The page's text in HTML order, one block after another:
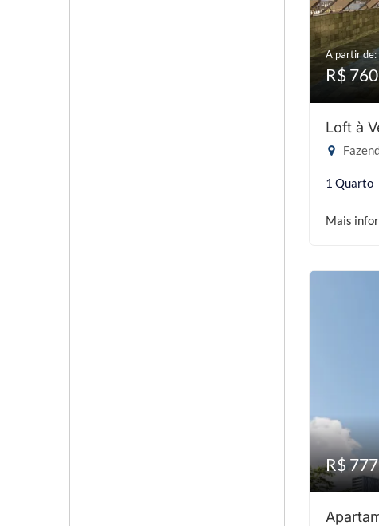
A partir de:
R$
Loft à
1 Quarto
Mais
R$